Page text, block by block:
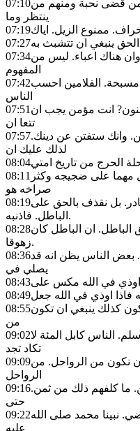
07:10من قضى نحبة ومنهم من
ينتظر وما
07:19ممنوع الزيل. اياك
07:27
07:34وان هناك اعباء. ليس من
المفهوم
07:42مسبحة. الفلامين احسب
الناس
07:51انت مؤمن يجب ان
تتعا ان
07:57وانك ستفتن عن دينك.
لذلك عليك ان
08:04
08:11 مهما على ضجيجه وكثر
صراخه هو
08:19بل نقذف بالحق على
الباطل. فاذنبه.
08:28الباطل. ان الباطل كان
زهوقا.
08:36بعض الناس يظن انه قد
يصلي في
08:43اوذي في الله مكس على
08:49فاذا اوذي في الله جعل
08:55كذلك ينبغي ان تكون
من
09:02الناس كابل المئة لا
تكاد تجد
09:09ان نكون من الرواحل. من
الرواحل
09:16ما كلفهم ذلك من ثمن.
حتى
09:22نبينا محمد صلى الله
عليه